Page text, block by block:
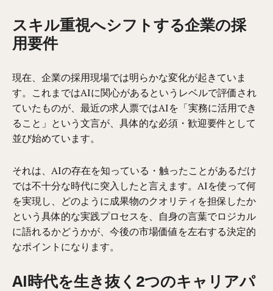
スキル重視へシフトする企業の採
用要件
現在、企業の採用現場では明らかな変化が起きていま
す。これまではAIに関心があるというレベルで評価され
ていたものが、最近の求人票ではAIを「実務に活用でき
ること」という文言が、具体的な必須・歓迎要件として
並び始めています。
それは、AIの存在を知っている・触ったことがあるだけ
では不十分な時代に突入したと言えます。AIを使って何
を実現し、どのように成果物のクオリティを担保したか
という具体的な実践プロセスを、自身の言葉でロジカル
に語れるかどうかが、今後の市場価値を左右する決定的
なポイントになります。
AI時代を生き抜く2つのキャリアパ